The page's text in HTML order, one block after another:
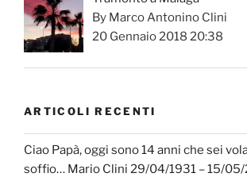
By Marco Antonino Clini
20 Gennaio 2018 20:38
ARTICOLI RECENTI
Ciao Papà, oggi sono 14 anni che sei
soffio… Mario Clini 29/04/1931 – 15/05/